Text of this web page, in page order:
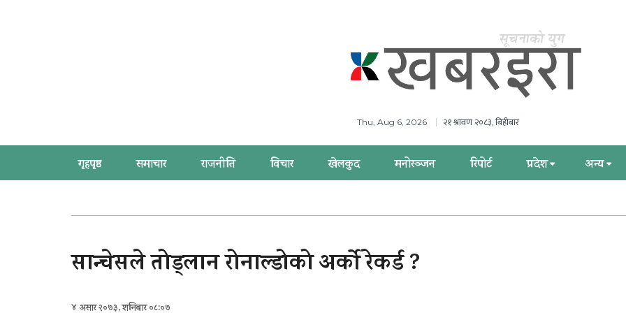
Thu, Aug 6, 2026 २१ श्रावण २०८३, बिहीबार
गृहपृष्ठ समाचार राजनीति विचार खेलकुद मनोरञ्जन रिपोर्ट प्रदेश अन्य
सान्चेसले तोड्लान रोनाल्डोको अर्को रेकर्ड ?
४ असार २०७३, शनिबार ०८:०७